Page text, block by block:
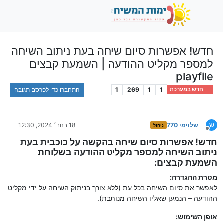
חדש! אפשרות סיום שיחה בעת ניתוב השיחה
למספר מקליט ההודעה | השמעת קבצים
playfile
חדש במערכת 1
1
269
1 התחברו כדי לפרסם תגובה
ש
מנותק
שלוימי 770 ניהול 18 בנוב׳ 2024, 12:30
חדש! אפשרות סיום שיחה בהקשה על כוכבית בעת
ניתוב השיחה למספר מקליט ההודעה בשלוחת
השמעת קבצים:
מטרת ההגדרה:
לאפשר את סיום השיחה בכל עת (ללא צורך בניתוק השיחה על ידי מקליט
ההודעה – הנמען שאליו השיחה מנותבת).
אופן השימוש: